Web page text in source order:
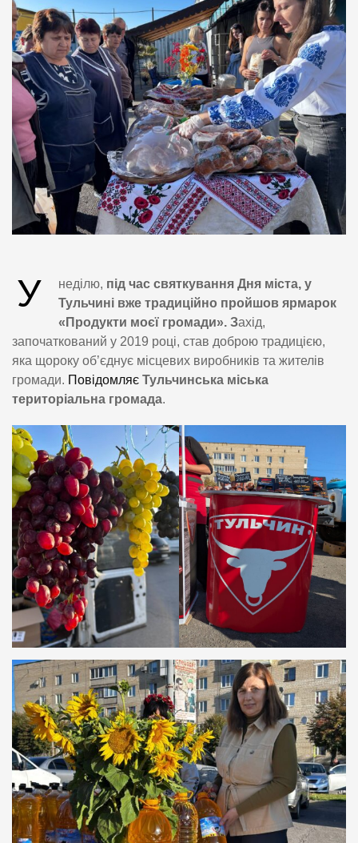
У неділю, під час святкування Дня міста, у
Тульчині вже традиційно пройшов ярмарок
«Продукти моєї громади». Захід,
започаткований у 2019 році, став доброю традицією,
яка щороку об’єднує місцевих виробників та жителів
громади. Повідомляє Тульчинська міська
територіальна громада.